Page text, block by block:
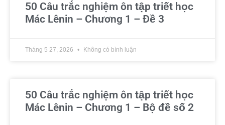
50 Câu trắc nghiệm ôn tập triết học
Mác Lênin – Chương 1 – Đề 3
Tháng 5 27, 2026 Không có bình luận
50 Câu trắc nghiệm ôn tập triết học
Mác Lênin – Chương 1 – Bộ đề số 2